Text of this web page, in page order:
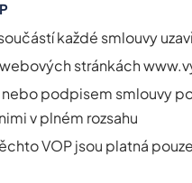
každé smlouvy
stránkách
podpisem smlouvy
v plném rozsahu
VOP jsou platná